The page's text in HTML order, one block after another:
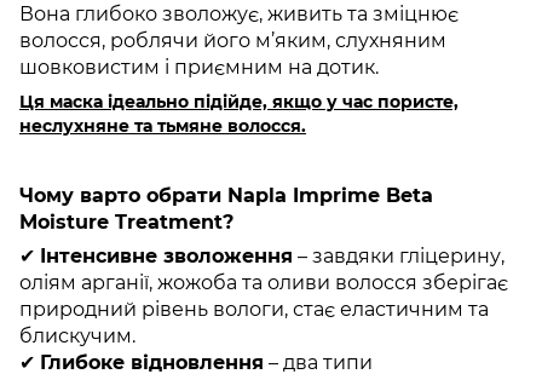
Вона глибоко зволожує, живить та зміцнює
волосся, роблячи його м’яким, слухняним
шовковистим і приємним на дотик.
Ця маска ідеально підійде, якщо у час пористе,
неслухняне та тьмяне волосся.
Чому варто обрати Napla Imprime Beta
Moisture Treatment?
✔ Інтенсивне зволоження – завдяки гліцерину,
оліям арганії, жожоба та оливи волосся зберігає
природний рівень вологи, стає еластичним та
блискучим.
✔ Глибоке відновлення – два типи